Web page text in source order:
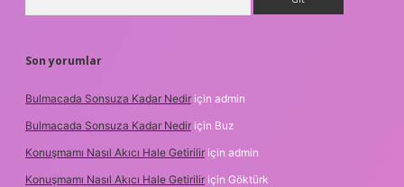
Son yorumlar
Bulmacada Sonsuza Kadar Nedir için admin
Bulmacada Sonsuza Kadar Nedir için Buz
Konuşmamı Nasıl Akıcı Hale Getirilir için admin
Konuşmamı Nasıl Akıcı Hale Getirilir için Göktürk